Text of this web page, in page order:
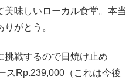
味しいローカル食堂。本当
がとう。
挑戦するので日焼け止め
スRp.239,000（これは今後